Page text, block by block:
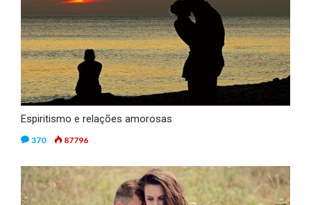
Espiritismo e relações amorosas
370 87796